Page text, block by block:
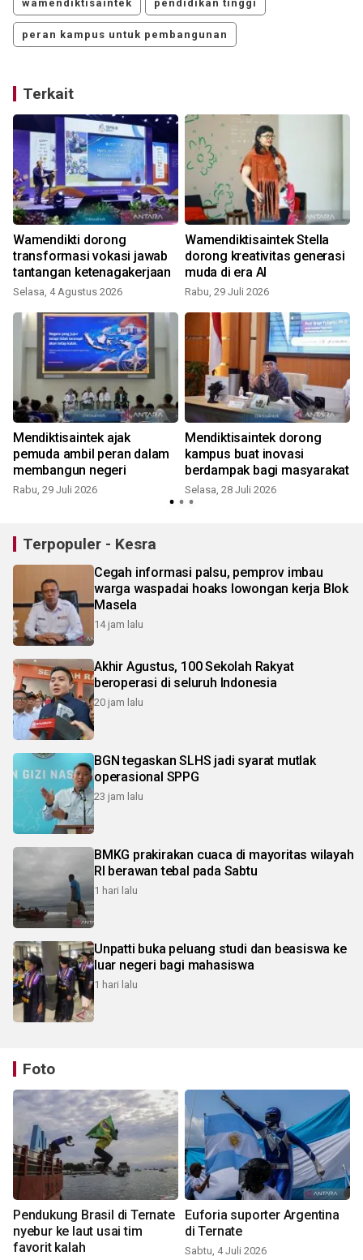
wamendiktisaintek pendidikan tinggi
peran kampus untuk pembangunan
Terkait
Wamendikti dorong
transformasi vokasi jawab
tantangan ketenagakerjaan
Selasa, 4 Agustus 2026
Wamendiktisaintek Stella
dorong kreativitas generasi
muda di era AI
Rabu, 29 Juli 2026
Mendiktisaintek ajak
pemuda ambil peran dalam
membangun negeri
Rabu, 29 Juli 2026
Mendiktisaintek dorong
kampus buat inovasi
berdampak bagi masyarakat
Selasa, 28 Juli 2026
Terpopuler - Kesra
Cegah informasi palsu, pemprov imbau
warga waspadai hoaks lowongan kerja Blok
Masela
14 jam lalu
Akhir Agustus, 100 Sekolah Rakyat
beroperasi di seluruh Indonesia
20 jam lalu
BGN tegaskan SLHS jadi syarat mutlak
operasional SPPG
23 jam lalu
BMKG prakirakan cuaca di mayoritas wilayah
RI berawan tebal pada Sabtu
1 hari lalu
Unpatti buka peluang studi dan beasiswa ke
luar negeri bagi mahasiswa
1 hari lalu
Foto
Pendukung Brasil di Ternate
nyebur ke laut usai tim
favorit kalah
Euforia suporter Argentina
di Ternate
Sabtu, 4 Juli 2026